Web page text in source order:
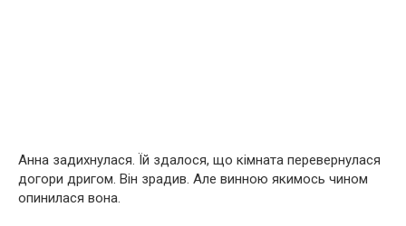
Анна задихнулася. Їй здалося, що кімната перевернулася
догори дригом. Він зрадив. Але винною якимось чином
опинилася вона.